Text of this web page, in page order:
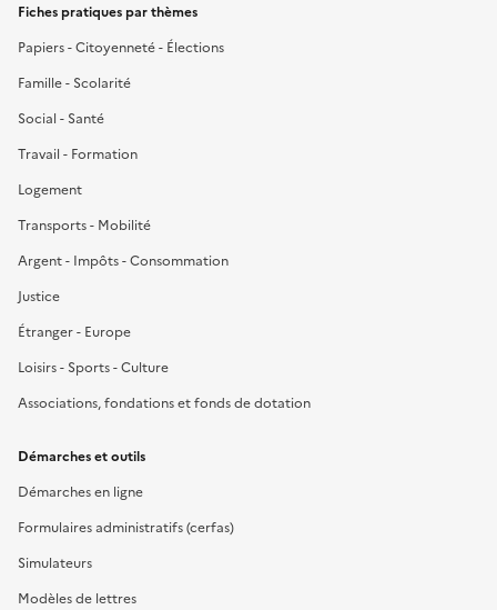
Fiches pratiques par thèmes
Papiers - Citoyenneté - Élections
Famille - Scolarité
Social - Santé
Travail - Formation
Logement
Transports - Mobilité
Argent - Impôts - Consommation
Justice
Étranger - Europe
Loisirs - Sports - Culture
Associations, fondations et fonds de dotation
Démarches et outils
Démarches en ligne
Formulaires administratifs (cerfas)
Simulateurs
Modèles de lettres